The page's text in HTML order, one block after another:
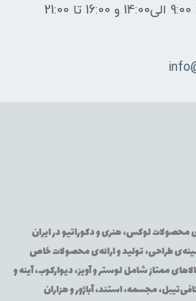
محصولات لوکس، هنری و دکوراتیو در ایران
طراحی، تولید و ارائه‌ی محصولات خاص
ممتاز شامل لوستر و آویز، دیوارکوب، آینه و
مجسمه، استند، آباژور و هزاران